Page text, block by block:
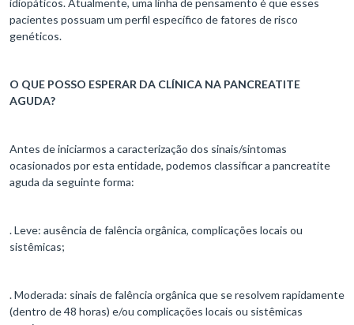
idiopáticos. Atualmente, uma linha de pensamento é que esses
pacientes possuam um perfil específico de fatores de risco
genéticos.
O QUE POSSO ESPERAR DA CLÍNICA NA PANCREATITE
AGUDA?
Antes de iniciarmos a caracterização dos sinais/sintomas
ocasionados por esta entidade, podemos classificar a pancreatite
aguda da seguinte forma:
. Leve: ausência de falência orgânica, complicações locais ou
sistêmicas;
. Moderada: sinais de falência orgânica que se resolvem rapidamente
(dentro de 48 horas) e/ou complicações locais ou sistêmicas